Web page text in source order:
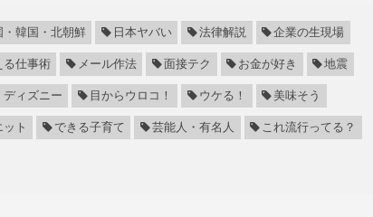
・韓国・北朝鮮 日本ヤバい 法律解説 企業の生現場
る仕事術 メール作法 面接テク お金が好き 地震
ディズニー 目からウロコ！ ウケる！ 美味そう
ト できる子育て 芸能人・有名人 これ流行ってる？